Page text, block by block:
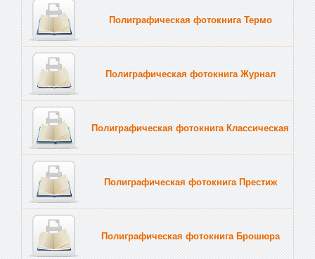
Полиграфическая фотокнига Термо
Полиграфическая фотокнига Журнал
Полиграфическая фотокнига Классическая
Полиграфическая фотокнига Престиж
Полиграфическая фотокнига Брошюра